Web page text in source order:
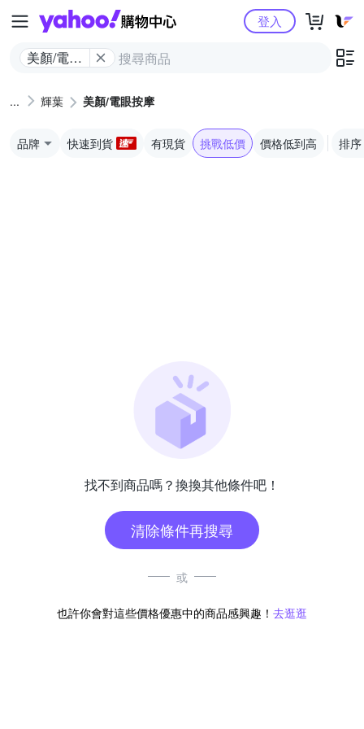
Yahoo購物中心
美顏/電眼
登入
輝葉 美顏/電眼按摩
品牌 快速到貨 有現貨 挑戰低價 價格低到高 排序
找不到商品嗎？換換其他條件吧！
清除條件再搜尋
或
也許你會對這些價格優惠中的商品感興趣！ 去逛逛